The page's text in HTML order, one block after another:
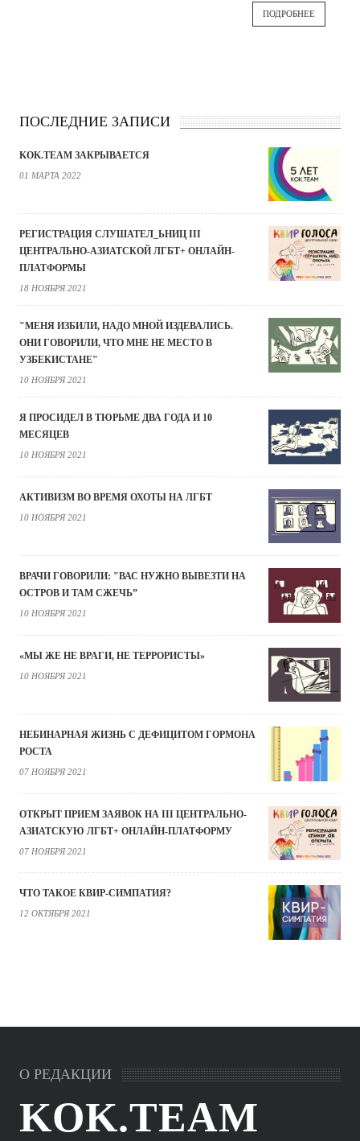
ПОДРОБНЕЕ
ПОСЛЕДНИЕ ЗАПИСИ
KOK.TEAM ЗАКРЫВАЕТСЯ
01 МАРТА 2022
РЕГИСТРАЦИЯ СЛУШАТЕЛ_ЬНИЦ III
ЦЕНТРАЛЬНО-АЗИАТСКОЙ ЛГБТ+ ОНЛАЙН-
ПЛАТФОРМЫ
18 НОЯБРЯ 2021
"МЕНЯ ИЗБИЛИ, НАДО МНОЙ ИЗДЕВАЛИСЬ.
ОНИ ГОВОРИЛИ, ЧТО МНЕ НЕ МЕСТО В
УЗБЕКИСТАНЕ"
10 НОЯБРЯ 2021
Я ПРОСИДЕЛ В ТЮРЬМЕ ДВА ГОДА И 10
МЕСЯЦЕВ
10 НОЯБРЯ 2021
АКТИВИЗМ ВО ВРЕМЯ ОХОТЫ НА ЛГБТ
10 НОЯБРЯ 2021
ВРАЧИ ГОВОРИЛИ: "ВАС НУЖНО ВЫВЕЗТИ НА
ОСТРОВ И ТАМ СЖЕЧЬ”
10 НОЯБРЯ 2021
«МЫ ЖЕ НЕ ВРАГИ, НЕ ТЕРРОРИСТЫ»
10 НОЯБРЯ 2021
НЕБИНАРНАЯ ЖИЗНЬ С ДЕФИЦИТОМ ГОРМОНА
РОСТА
07 НОЯБРЯ 2021
ОТКРЫТ ПРИЕМ ЗАЯВОК НА III ЦЕНТРАЛЬНО-
АЗИАТСКУЮ ЛГБТ+ ОНЛАЙН-ПЛАТФОРМУ
07 НОЯБРЯ 2021
ЧТО ТАКОЕ КВИР-СИМПАТИЯ?
12 ОКТЯБРЯ 2021
О РЕДАКЦИИ
KOK.TEAM